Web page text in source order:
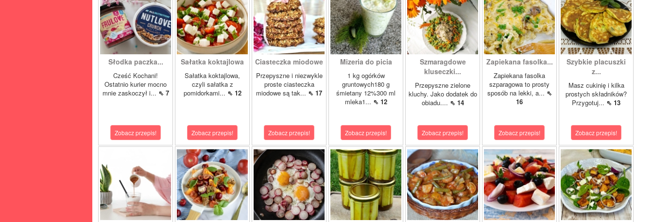
Słodka paczka...
Cześć Kochani!
Ostatnio kurier mocno
mnie zaskoczył i... ⇖ 7
Zobacz przepis!
Sałatka koktajlowa
Sałatka koktajlowa,
czyli sałatka z
pomidorkami... ⇖ 12
Zobacz przepis!
Ciasteczka miodowe
Przepyszne i niezwykle
proste ciasteczka
miodowe są tak... ⇖ 17
Zobacz przepis!
Mizeria do picia
1 kg ogórków
gruntowych180 g
śmietany 12%300 ml
mleka1... ⇖ 12
Zobacz przepis!
Szmaragdowe
kluseczki...
Przepyszne zielone
kluchy. Jako dodatek do
obiadu.... ⇖ 14
Zobacz przepis!
Zapiekana fasolka...
Zapiekana fasolka
szparagowa to prosty
sposób na lekki, a... ⇖
16
Zobacz przepis!
Szybkie placuszki
z...
Masz cukinię i kilka
prostych składników?
Przygotuj... ⇖ 13
Zobacz przepis!